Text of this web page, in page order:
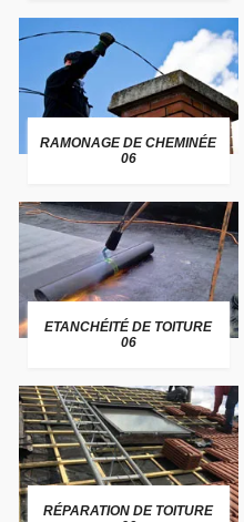
RAMONAGE DE CHEMINÉE
06
ETANCHÉITÉ DE TOITURE
06
RÉPARATION DE TOITURE